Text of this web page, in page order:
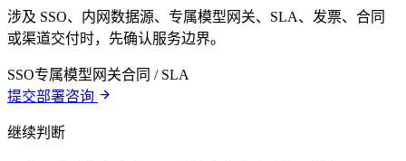
涉及 SSO、内网数据源、专属模型网关、SLA、发票、合同
或渠道交付时，先确认服务边界。
SSO专属模型网关合同 / SLA
提交部署咨询
继续判断